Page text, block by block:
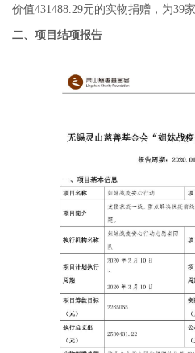
价值431488.29元的实物捐赠，为39
二、项目结项报告